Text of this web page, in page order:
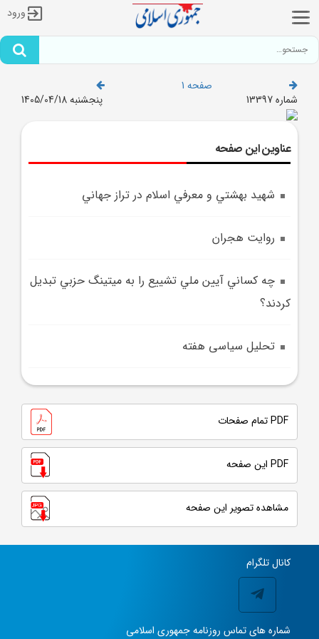
ورود
صفحه 1
شماره 13397
پنجشنبه 1405/04/18
عناوین این صفحه
شهيد بهشتي و معرفي اسلام در تراز جهاني
روايت هجران
چه کساني آيين ملي تشييع را به ميتينگ حزبي تبديل
کردند؟
تحلیل سیاسی هفته
PDF تمام صفحات
PDF این صفحه
مشاهده تصویر این صفحه
کانال تلگرام
شماره های تماس روزنامه جمهوری اسلامی